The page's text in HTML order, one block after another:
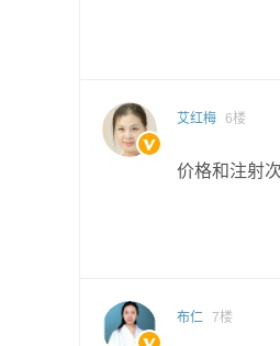
艾红梅 6楼
价格和注射
布仁 7楼